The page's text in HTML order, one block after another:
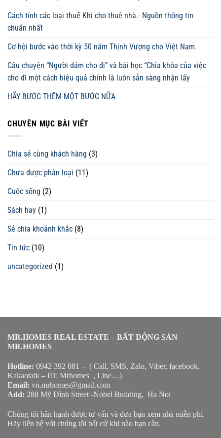
Cách tính các loại thuế Khi cho thuê nhà.- Nguồn thông tin
chuẩn nhất
Cơ hội bước vào thời kỳ 50 năm Thịnh Vượng cho Việt Nam.
Câu chuyện “Người dám cho đi” và bài học “Chìa khóa của việc
cho đi một cách hiệu quả chính là luôn sẵn sàng nhận lấy
HÃY BƯỚC THÊM MỘT BƯỚC NỮA
CHUYÊN MỤC BÀI VIẾT
Chia sẻ cùng khách hàng (3)
Chưa được phân loại (11)
Cuộc sống (2)
Sách hay (1)
Sẻ chia khoảnh khắc (8)
Tin tức (10)
uncategorized (1)
MR.HOMES REAL ESTATE – BẤT ĐỘNG SẢN
MR.HOMES
Hotline: 0942 392 081 – ( Call, SMS, Zalo, Viber, facebook,
Kakaotalk – ID: Mrhomes , Line…)
Email: vn.mrhomes@gmail.com
Add: 288 Mỹ Đình Street -Nobel Building, Ha Noi
Chúng tôi hân hạnh được tư vấn và đưa bạn xem nhà miễn phí.
Hãy liên hệ với chúng tôi bất cứ khi nào bạn cần.